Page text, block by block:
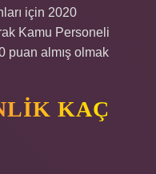
için 2020
Kamu Personeli
puan almış olmak
KAÇ